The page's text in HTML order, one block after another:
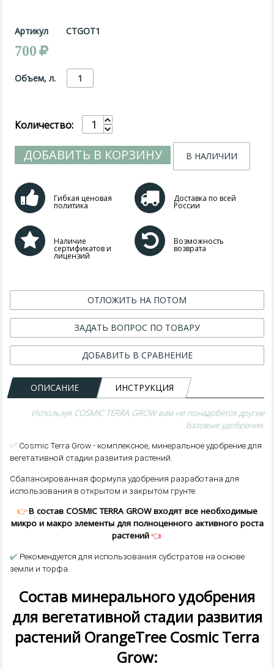
Артикул CTGOT1
700
Объем, л. 1
Количество:
ДОБАВИТЬ В КОРЗИНУ В НАЛИЧИИ
Гибкая ценовая
политика
Доставка по всей
России
Наличие
сертификатов и
лицензий
Возможность
возврата
ОТЛОЖИТЬ НА ПОТОМ
ЗАДАТЬ ВОПРОС ПО ТОВАРУ
ДОБАВИТЬ В СРАВНЕНИЕ
ОПИСАНИЕ ИНСТРУКЦИЯ
Используя COSMIC TERRA GROW вам не понадобятся другие
базовые удобрения.
✅ Cosmic Terra Grow - комплексное, минеральное удобрение для
вегетативной стадии развития растений.
Сбалансированная формула удобрения разработана для
использования в открытом и закрытом грунте.
👉В состав COSMIC TERRA GROW входят все необходимые
микро и макро элементы для полноценного активного роста
растений👈.
✔️ Рекомендуется для использования субстратов на основе
земли и торфа.
Состав минерального удобрения
для вегетативной стадии развития
растений OrangeTree Cosmic Terra
Grow: